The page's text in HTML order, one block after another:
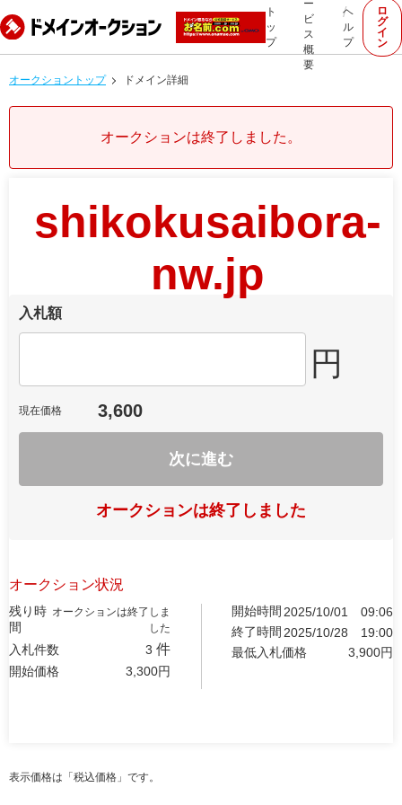
ト
ッ
プ
ー
ビ
ス
概
要
ヘ
ル
プ
ロ
グ
イ
ン
オークショントップ ドメイン詳細
オークションは終了しました。
shikokusaibora-
nw.jp
入札額
円
現在価格 3,600
次に進む
オークションは終了しました
オークション状況
残り時
間
オークションは終了しま
した
入札件数 3 件
開始価格 3,300円
開始時間 2025/10/01
09:06
終了時間 2025/10/28
19:00
最低入札価格
3,900円
表示価格は「税込価格」です。